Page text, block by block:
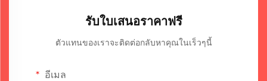
รับใบเสนอราคาฟรี
ตัวแทนของเราจะติดต่อกลับหาคุณในเร็วๆนี้
อีเมล